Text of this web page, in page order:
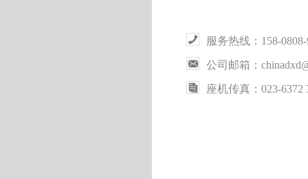
服务热线：158-
公司邮箱：
座机传真：023-6372